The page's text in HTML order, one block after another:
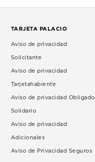
TARJETA PALACIO
Aviso de privacidad
Solicitante
Aviso de privacidad
Tarjetahabiente
Aviso de privacidad Obligado
Solidario
Aviso de privacidad
Adicionales
Aviso de Privacidad Seguros